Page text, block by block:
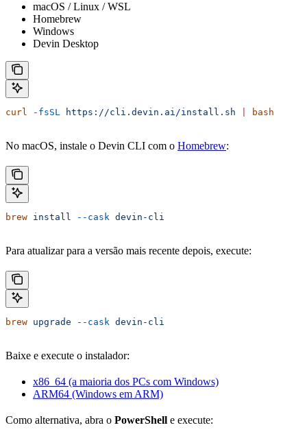
macOS / Linux / WSL
Homebrew
Windows
Devin Desktop
curl -fsSL https://cli.devin.ai/install.sh bash
No macOS, instale o Devin CLI com o Homebrew:
brew install --cask devin-cli
Para atualizar para a versão mais recente depois, execute:
brew upgrade --cask devin-cli
Baixe e execute o instalador:
x86_64 (a maioria dos PCs com Windows)
ARM64 (Windows em ARM)
Como alternativa, abra o PowerShell e execute: